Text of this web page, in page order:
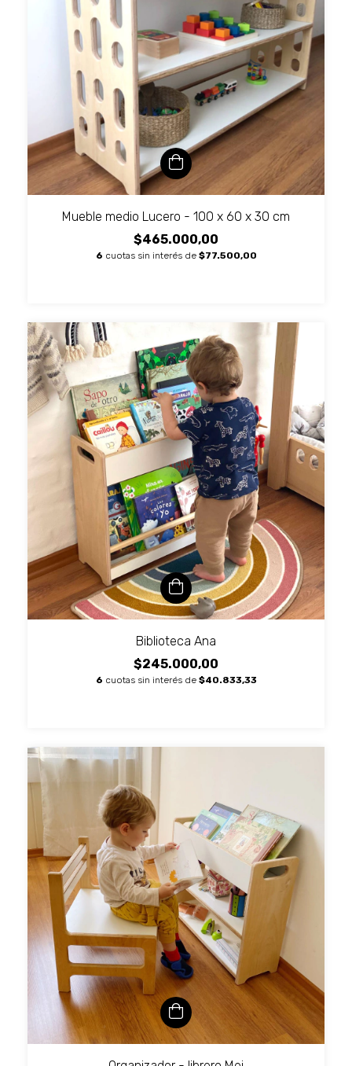
Mueble medio Lucero - 100 x 60 x 30 cm
$465.000,00
6 cuotas sin interés de $77.500,00
Biblioteca Ana
$245.000,00
6 cuotas sin interés de $40.833,33